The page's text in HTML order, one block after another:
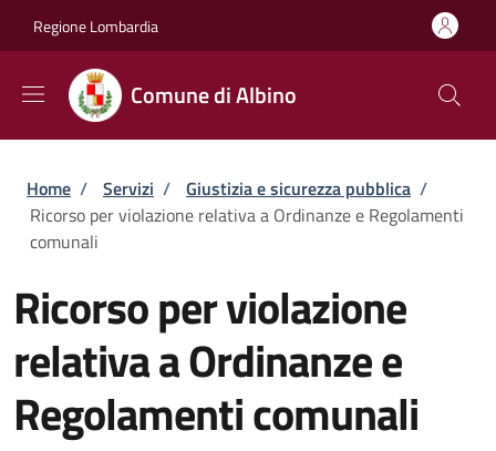
Regione Lombardia
Comune di Albino
Briciole di pane
Home / Servizi / Giustizia e sicurezza pubblica /
Ricorso per violazione relativa a Ordinanze e Regolamenti
comunali
Ricorso per violazione
relativa a Ordinanze e
Regolamenti comunali